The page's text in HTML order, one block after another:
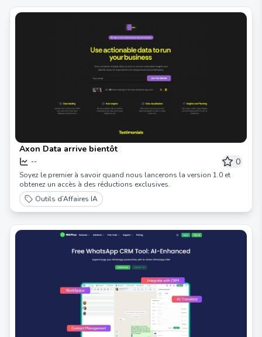
Axon Data arrive bientôt
-- 0
Soyez le premier à savoir quand nous lancerons la version 1.0 et
obtenez un accès à des réductions exclusives.
Outils d’Affaires IA